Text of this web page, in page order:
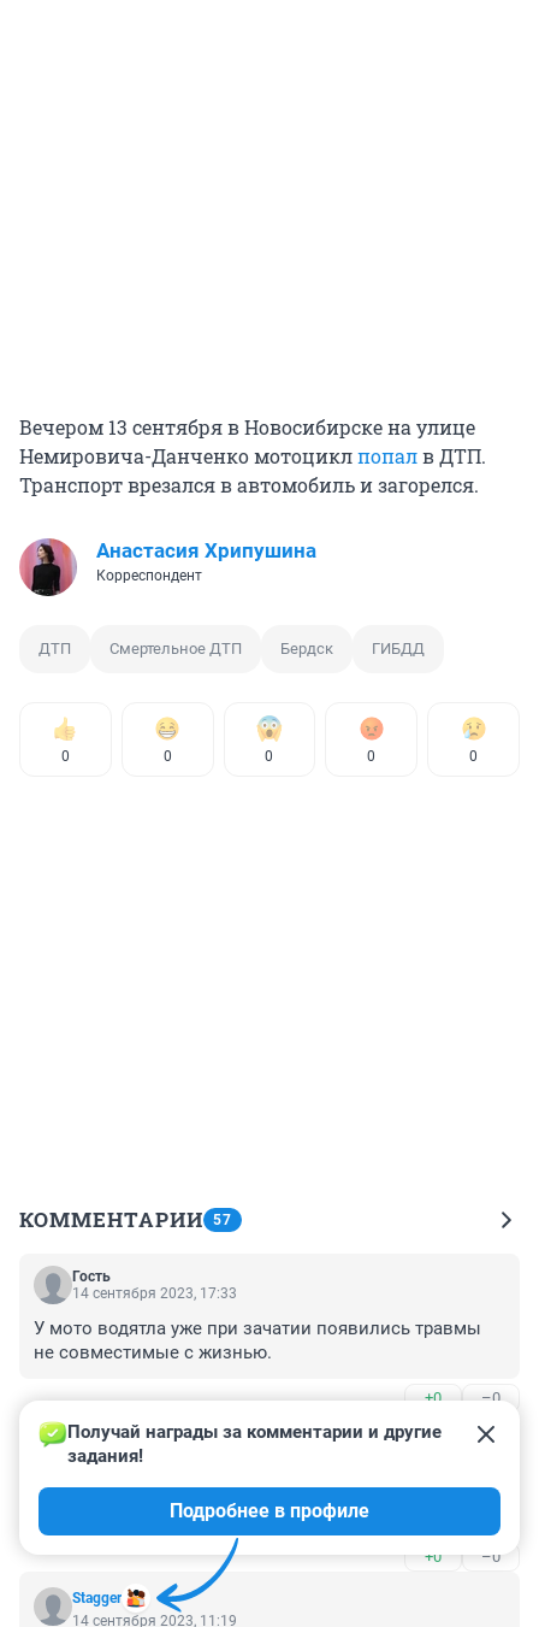
Вечером 13 сентября в Новосибирске на улице
Немировича-Данченко мотоциклпопалв ДТП.
Транспорт врезался в автомобиль и загорелся.
Анастасия Хрипушина
Корреспондент
ДТП Смертельное ДТП Бердск ГИБДД
0 0 0 0 0
КОММЕНТАРИИ 57
Гость
14 сентября 2023, 17:33
У мото водятла уже при зачатии появились травмы
не совместимые с жизнью.
+0 –0
Гость
14 сентября 2023, 11:43
очередное доказательство, что без мозга можно жить
довольно долго, аж до 48.
+0 –0
Stagger
Получай награды за комментарии и другие
задания!
Подробнее в профиле
14 сентября 2023, 11:19